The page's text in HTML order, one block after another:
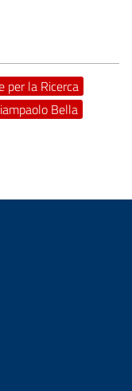
per la Ricerca
Bella